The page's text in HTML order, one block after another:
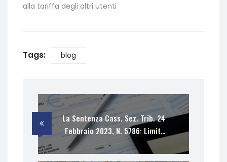
alla tariffa degli altri utenti
Tags: blog
La Sentenza Cass. Sez. Trib. 24
Febbraio 2023, N. 5786: Limiti
Regolamentari Dei Comuni
Nelle Riduzioni Delle Parti